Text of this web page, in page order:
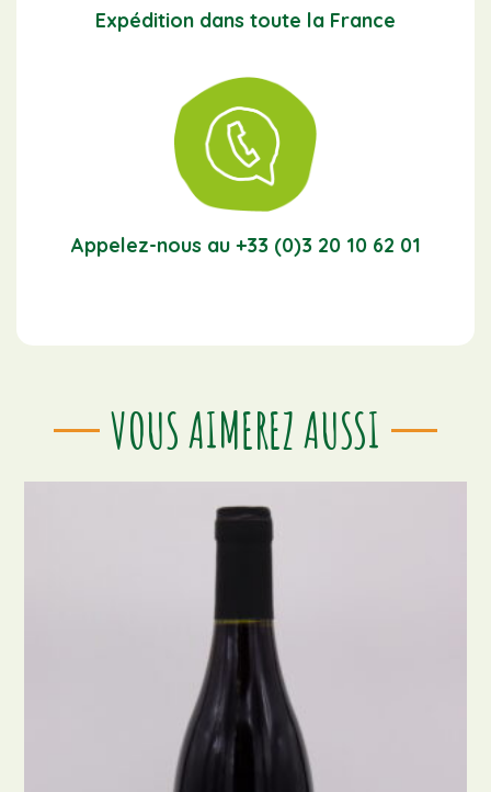
Expédition dans toute la France
Appelez-nous au +33 (0)3 20 10 62 01
VOUS AIMEREZ AUSSI